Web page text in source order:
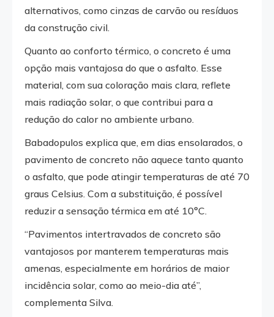
alternativos, como cinzas de carvão ou resíduos
da construção civil.
Quanto ao conforto térmico, o concreto é uma
opção mais vantajosa do que o asfalto. Esse
material, com sua coloração mais clara, reflete
mais radiação solar, o que contribui para a
redução do calor no ambiente urbano.
Babadopulos explica que, em dias ensolarados, o
pavimento de concreto não aquece tanto quanto
o asfalto, que pode atingir temperaturas de até 70
graus Celsius. Com a substituição, é possível
reduzir a sensação térmica em até 10°C.
“Pavimentos intertravados de concreto são
vantajosos por manterem temperaturas mais
amenas, especialmente em horários de maior
incidência solar, como ao meio-dia até”,
complementa Silva.